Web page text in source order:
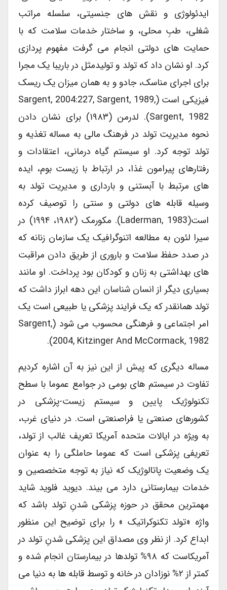
ایدئولوژی و نقش های جنسیتی، سلسله مراتب
شغلی، طبِ محلی، و ساختار خدمات سلامت که با
حمایت های دولتی انجام می گرفت مفهوم پردازی
کرد. او نشان داد که تولد و تولیدمثل در باریبا یک مجرا
برای اجرای مناسک، جادو و به همان میزان یک ریسک
فیزیکی است (Sargent, 2004:227, Sargent, 1989,
Sargent, 1982). لدرمن (۱۹۸۳) برای نشان دادن
نحوه مدیریت تولد در فرهنگ مالی به مساله تغذیه و
تولد توجه کرد. او سیستم گیاه درمانی، اعتقادات و
رفتارهای پیرامون غذا، در ارتباط با زیست بوم، ایده
های مرتبط با آبستنی و بارداری و مدیریت تولد به
وسیله قابله های دولتی و سنتی را توصیف کرده
است(Laderman, 1983). مکورمک (۱۹۸۲، ۱۹۹۴) در
سیرا لئون به مطالعه اتنوگرافیک یک سازمان زنانه که
در صدد حفظ سلامت و باروری از طریق دادن مراقبت
های بهداشتی به زنان و کودکان بود پرداخت. او مانند
بسیاری دیگر از انسان شناسان این دهه ابراز داشت که
تولد همانقدر که یک فرایند پزشکی یا طبیعی است یک
امر اجتماعی و فرهنگی محسوب می شود (Sargent,
2004, Kitzinger And McCormack, 1982).
مساله دیگری که پیش از این نیز به آن اشاره کردیم
تفاوت در سیستم های بومی در جوامع عموما با سطح
تکنولوژیک پایین و سیستم زیست-پزشکی در
کشورهای صنعتی یا فراصنعتی است. در دنیای غرب،
به ویژه در ایالات متحده آمریکا تعریف غالب از تولد،
تعریفی پزشکی است که عموما حاملگی را به عنوان
یک وضعیت پاتالوژیک که نیاز به توجه متخصصین و
خدمات بیمارستانی دارد می بیند. دیوید فلوید شاید
مهمترین محقق در حوزه پزشکی شدنِ تولد باشد که
واژه «تولد تکنوکراتیک » را برای توضیح این منظور
ابداع کرد. از نظر وی مصداق این پزشکی شدنِ تولد در
آمریکاست که ۹۸% تولدها در بیمارستان انجام شده و
کمتر از ۲% نوزادان در خانه و توسط قابله ها به دنیا می